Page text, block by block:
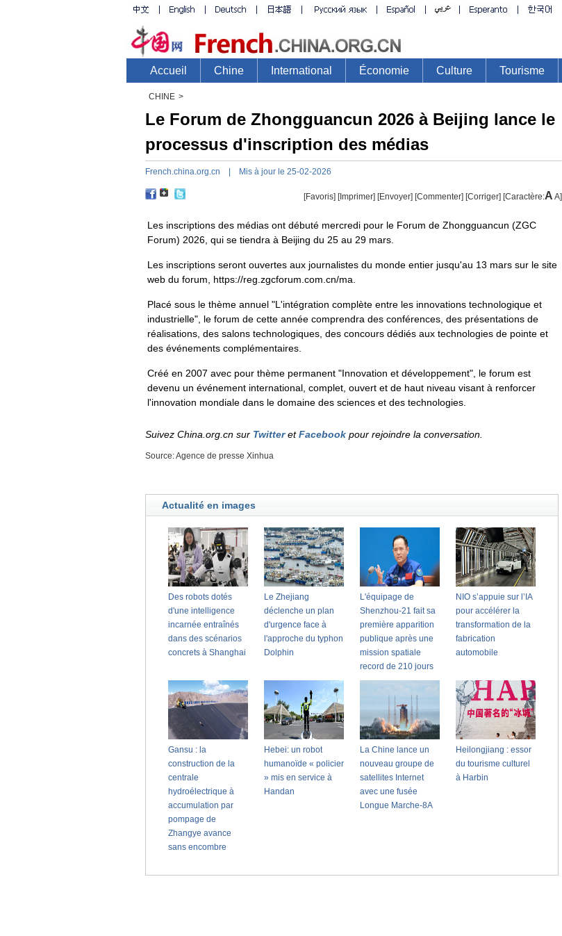
CHINE >
Le Forum de Zhongguancun 2026 à Beijing lance le
processus d'inscription des médias
French.china.org.cn | Mis à jour le 25-02-2026
[Favoris] [Imprimer] [Envoyer] [Commenter] [Corriger] [Caractère:A A]
Les inscriptions des médias ont débuté mercredi pour le Forum de Zhongguancun (ZGC
Forum) 2026, qui se tiendra à Beijing du 25 au 29 mars.
Les inscriptions seront ouvertes aux journalistes du monde entier jusqu'au 13 mars sur le site
web du forum, https://reg.zgcforum.com.cn/ma.
Placé sous le thème annuel "L'intégration complète entre les innovations technologique et
industrielle", le forum de cette année comprendra des conférences, des présentations de
réalisations, des salons technologiques, des concours dédiés aux technologies de pointe et
des événements complémentaires.
Créé en 2007 avec pour thème permanent "Innovation et développement", le forum est
devenu un événement international, complet, ouvert et de haut niveau visant à renforcer
l'innovation mondiale dans le domaine des sciences et des technologies.
Suivez China.org.cn sur Twitter etFacebook pour rejoindre la conversation.
Source: Agence de presse Xinhua